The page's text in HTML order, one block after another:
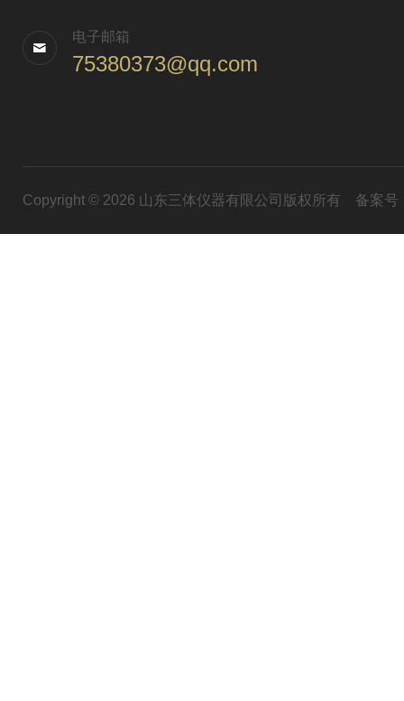
电子邮箱
75380373@qq.com
Copyright © 2026 山东三体仪器有限公司版权所有 备案号